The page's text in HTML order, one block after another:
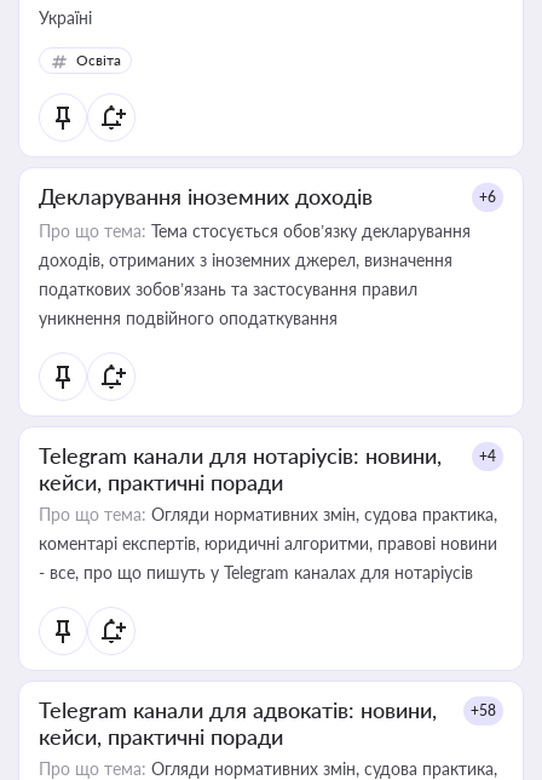
Україні
Освіта
Декларування іноземних доходів +6
Про що тема: Тема стосується обов’язку декларування
доходів, отриманих з іноземних джерел, визначення
податкових зобов’язань та застосування правил
уникнення подвійного оподаткування
Telegram канали для нотаріусів: новини,
кейси, практичні поради
+4
Про що тема: Огляди нормативних змін, судова практика,
коментарі експертів, юридичні алгоритми, правові новини
- все, про що пишуть у Telegram каналах для нотаріусів
Telegram канали для адвокатів: новини,
кейси, практичні поради
+58
Про що тема: Огляди нормативних змін, судова практика,